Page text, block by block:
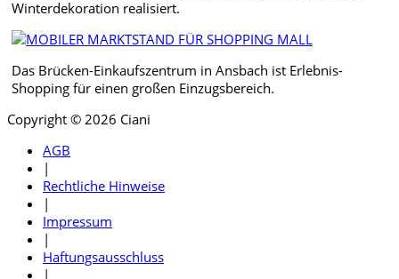
Winterdekoration realisiert.
Das Brücken-Einkaufszentrum in Ansbach ist Erlebnis-
Shopping für einen großen Einzugsbereich.
Copyright © 2026 Ciani
AGB
|
Rechtliche Hinweise
|
Impressum
|
Haftungsausschluss
|